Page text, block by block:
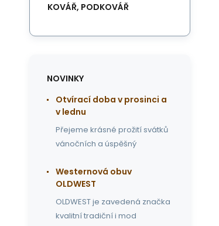
KOVÁŘ, PODKOVÁŘ
NOVINKY
Otvírací doba v prosinci a
v lednu
Přejeme krásné prožití svátků
vánočních a úspěšný
Westernová obuv
OLDWEST
OLDWEST je zavedená značka
kvalitní tradiční i mod